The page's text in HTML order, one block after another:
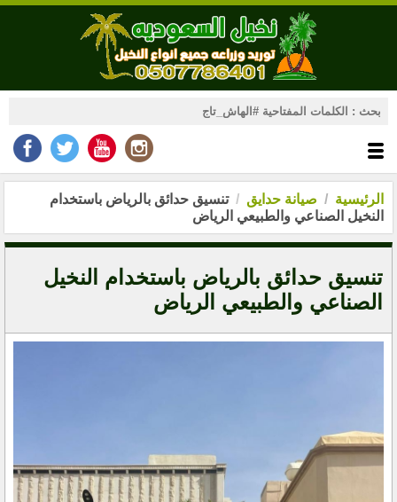
الرئيسية صيانة حدايق
تنسيق حدائق بالرياض باستخدام
النخيل الصناعي والطبيعي الرياض
تنسيق حدائق بالرياض باستخدام النخيل
الصناعي والطبيعي الرياض